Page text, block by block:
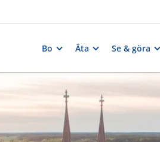
Bo Äta Se & göra